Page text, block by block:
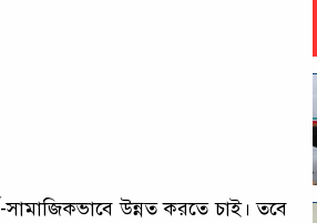
সামাজিকভাবে উন্নত করতে চাই। তবে